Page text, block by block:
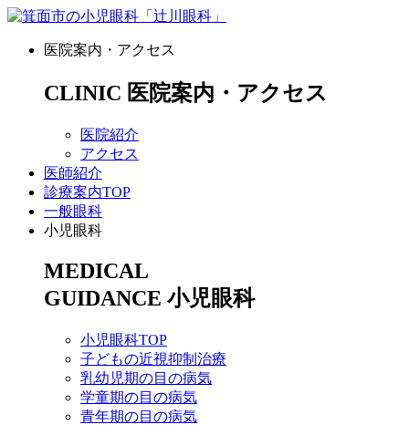
医院案内・アクセス
CLINIC 医院案内・アクセス
医院紹介
アクセス
医師紹介
診療案内TOP
一般眼科
小児眼科
MEDICAL
GUIDANCE 小児眼科
小児眼科TOP
子どもの近視抑制治療
乳幼児期の目の病気
学童期の目の病気
青年期の目の病気